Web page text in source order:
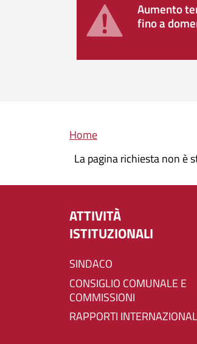
Aumento
fino a
Briciole di pane
Home
La pagina richiesta non è
ATTIVITÀ
ISTITUZIONALI
SINDACO
CONSIGLIO COMUNALE E
COMMISSIONI
RAPPORTI